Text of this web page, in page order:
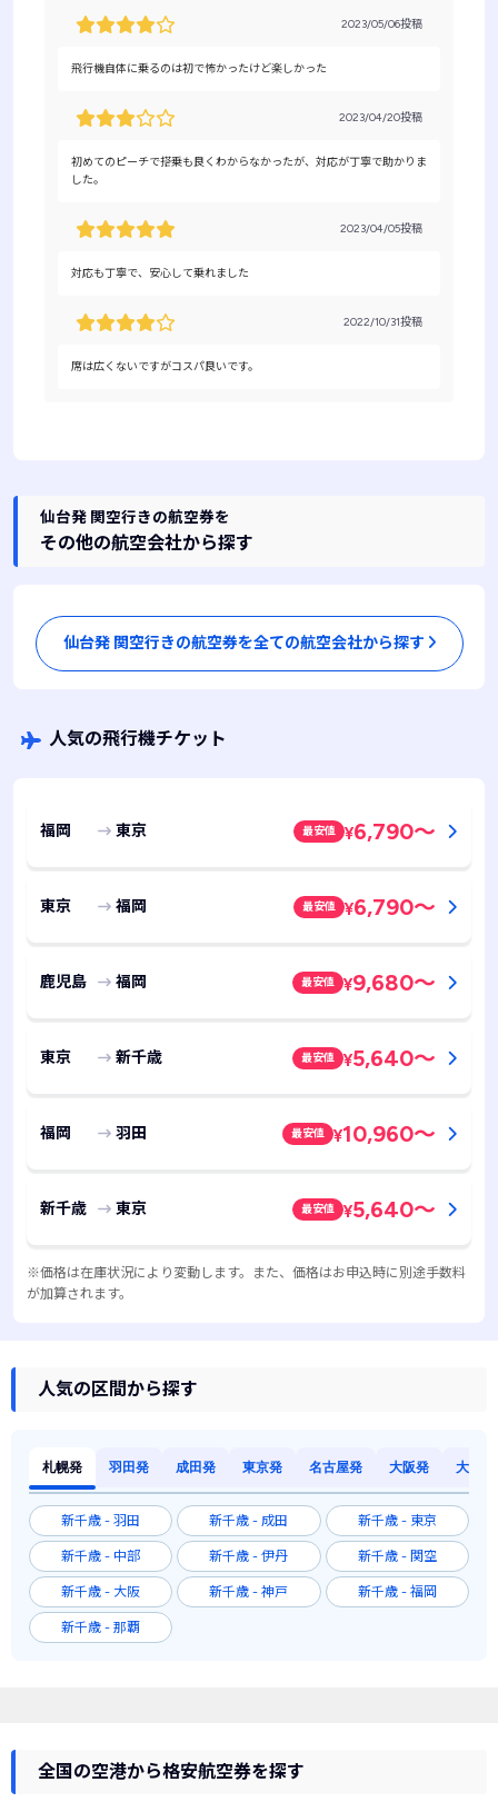
2023/05/06投稿
飛行機自体に乗るのは初で怖かったけど楽しかった
2023/04/20投稿
初めてのピーチで搭乗も良くわからなかったが、対応が丁寧で助かりま
した。
2023/04/05投稿
対応も丁寧で、安心して乗れました
2022/10/31投稿
席は広くないですがコスパ良いです。
仙台発 関空行きの航空券を
その他の航空会社から探す
仙台発 関空行きの航空券を全ての航空会社から探す
人気の飛行機チケット
福岡 東京 最安値 ¥6,790～
東京 福岡 最安値 ¥6,790～
鹿児島 福岡 最安値 ¥9,680～
東京 新千歳 最安値 ¥5,640～
福岡 羽田 最安値 ¥10,960～
新千歳 東京 最安値 ¥5,640～
※価格は在庫状況により変動します。また、価格はお申込時に別途手数料
が加算されます。
人気の区間から探す
札幌発 羽田発 成田発 東京発 名古屋発 大阪発 大阪発
新千歳 - 羽田 新千歳 - 成田 新千歳 - 東京
新千歳 - 中部 新千歳 - 伊丹 新千歳 - 関空
新千歳 - 大阪 新千歳 - 神戸 新千歳 - 福岡
新千歳 - 那覇
全国の空港から格安航空券を探す